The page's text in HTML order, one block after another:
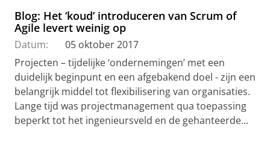
Blog: Het ‘koud’ introduceren van Scrum of
Agile levert weinig op
Datum:
05 oktober 2017
Projecten – tijdelijke ‘ondernemingen’ met een
duidelijk beginpunt en een afgebakend doel - zijn een
belangrijk middel tot flexibilisering van organisaties.
Lange tijd was projectmanagement qua toepassing
beperkt tot het ingenieursveld en de gehanteerde...